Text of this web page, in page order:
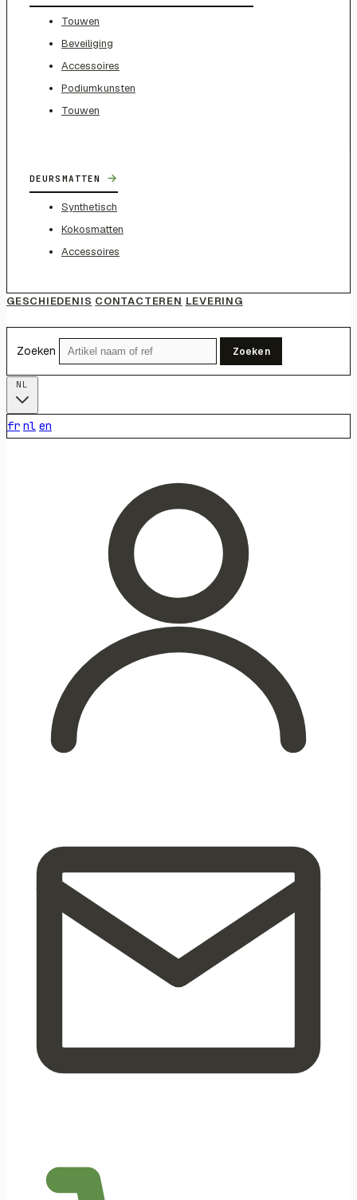
Touwen
Beveiliging
Accessoires
Podiumkunsten
Touwen
DEURSMATTEN →
Synthetisch
Kokosmatten
Accessoires
GESCHIEDENIS CONTACTEREN LEVERING
Zoeken Zoeken
fr nl en